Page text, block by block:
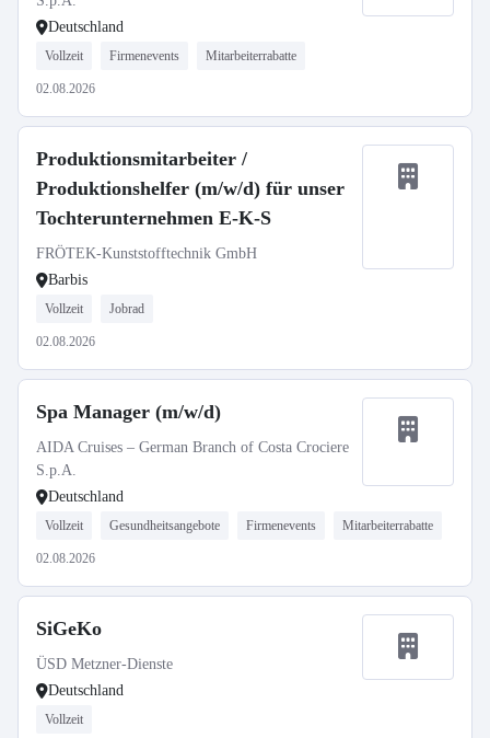
Deutschland
Vollzeit Firmenevents Mitarbeiterrabatte
02.08.2026
Produktionsmitarbeiter /
Produktionshelfer (m/w/d) für unser
Tochterunternehmen E-K-S
FRÖTEK-Kunststofftechnik GmbH
Barbis
Vollzeit Jobrad
02.08.2026
Spa Manager (m/w/d)
AIDA Cruises – German Branch of Costa Crociere
S.p.A.
Deutschland
Vollzeit Gesundheitsangebote Firmenevents Mitarbeiterrabatte
02.08.2026
SiGeKo
ÜSD Metzner-Dienste
Deutschland
Vollzeit